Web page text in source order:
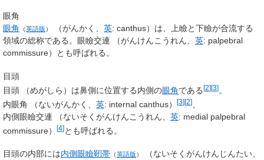
眼角
眼角
（英語版 ） （がんかく 、 英: canthus） は、上瞼と下瞼が合流する
領域の総称である。 眼瞼交連 （がんけんこうれん、 英: palpebral
commissure） とも呼ばれる。
目頭
目頭
（めがしら ） は鼻側に位置する内側の眼角である[2][3]。
内眼角
（ないがんかく 英: internal canthus） [3][2]
内側眼瞼交連
（ないそくがんけんこうれん 英: medial palpebral
commissure） [4]とも呼ばれる。
目頭の内部には内側眼瞼靭帯 （英語版 ） （ないそくがんけんじんたい、